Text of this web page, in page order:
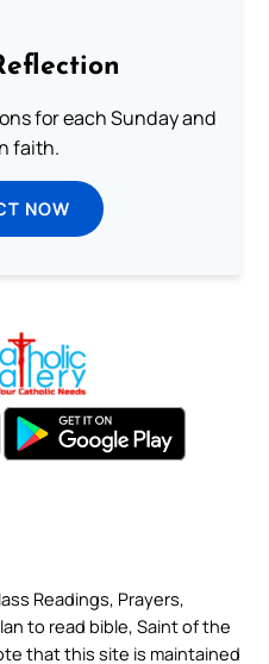
for each Sunday and
faith.
NOW
Readings, Prayers,
to read bible, Saint of the
that this site is maintained